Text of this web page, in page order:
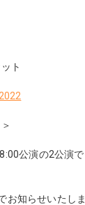
ト
公演の2公演で
お知らせいたしま